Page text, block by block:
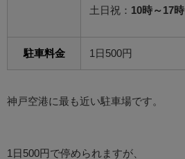
土日祝： 10時～17時
駐車料金 1日500円
神戸空港に最も近い駐車場です。
1日500円で停められますが、